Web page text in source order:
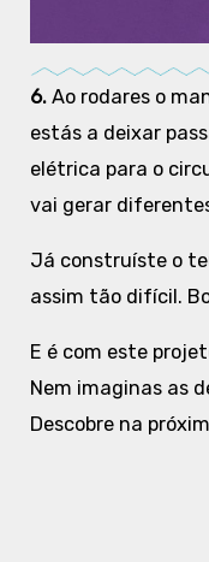
6. Ao rodares o
estás a deixar
elétrica para o
vai gerar
Já construíste o
assim tão difícil.
E é com este
Nem imaginas as
Descobre na